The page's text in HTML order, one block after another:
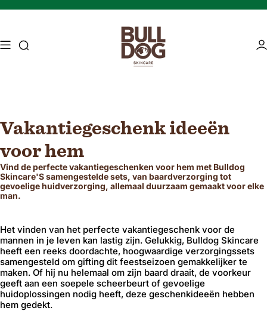
Toegang tot zoekopdracht
Mature skin Energising Skincare
Vakantiegeschenk ideeën
voor hem
Vind de perfecte vakantiegeschenken voor hem met Bulldog
Skincare'S samengestelde sets, van baardverzorging tot
gevoelige huidverzorging, allemaal duurzaam gemaakt voor elke
man.
Het vinden van het perfecte vakantiegeschenk voor de
mannen in je leven kan lastig zijn. Gelukkig, Bulldog Skincare
heeft een reeks doordachte, hoogwaardige verzorgingssets
samengesteld om gifting dit feestseizoen gemakkelijker te
maken. Of hij nu helemaal om zijn baard draait, de voorkeur
geeft aan een soepele scheerbeurt of gevoelige
huidoplossingen nodig heeft, deze geschenkideeën hebben
hem gedekt.